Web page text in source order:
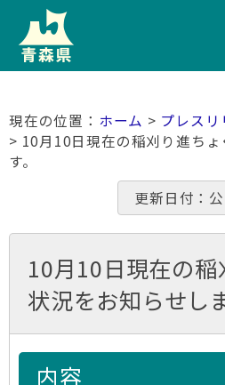
ホーム > プレスリ
> 10月10日現在の稲刈り進ち
す。
更新日付：
10月10日現在の稲
状況をお知らせしま
内容